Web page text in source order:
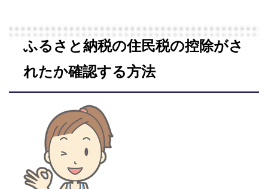
ふるさと納税の住民税の控除がさ
れたか確認する方法